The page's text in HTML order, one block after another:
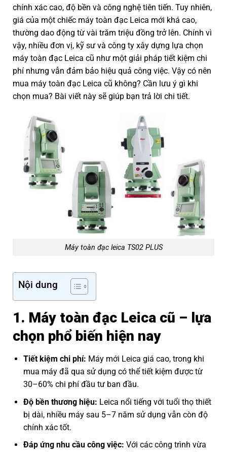
chính xác cao, độ bền và công nghệ tiên tiến. Tuy nhiên,
giá của một chiếc máy toàn đạc Leica mới khá cao,
thường dao động từ vài trăm triệu đồng trở lên. Chính vì
vậy, nhiều đơn vị, kỹ sư và công ty xây dựng lựa chọn
máy toàn đạc Leica cũ như một giải pháp tiết kiệm chi
phí nhưng vẫn đảm bảo hiệu quả công việc. Vậy có nên
mua máy toàn đạc Leica cũ không? Cần lưu ý gì khi
chọn mua? Bài viết này sẽ giúp bạn trả lời chi tiết.
Máy toàn đạc leica TS02 PLUS
Nội dung
1. Máy toàn đạc Leica cũ – lựa
chọn phổ biến hiện nay
Tiết kiệm chi phí: Máy mới Leica giá cao, trong khi
mua máy đã qua sử dụng có thể tiết kiệm được từ
30–60% chi phí đầu tư ban đầu.
Độ bền thương hiệu: Leica nổi tiếng với tuổi thọ thiết
bị dài, nhiều máy sau 5–7 năm sử dụng vẫn còn độ
chính xác tốt.
Đáp ứng nhu cầu công việc: Với các công trình vừa